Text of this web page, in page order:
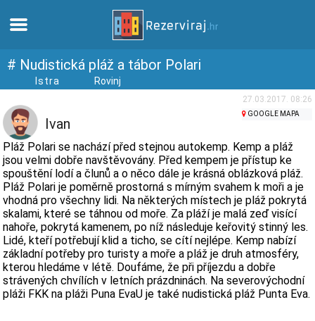
Domů
Apartmány
Turistické informace
Pláže
Webkamery
Seznamte se s Chorvatskem
Muzea
# Nudistická pláž a tábor Polari
Istra Rovinj
27.03.2017. 08:26
Ivan
GOOGLE MAPA
Pláž Polari se nachází před stejnou autokemp. Kemp a pláž
jsou velmi dobře navštěvovány. Před kempem je přístup ke
spouštění lodí a člunů a o něco dále je krásná oblázková pláž.
Pláž Polari je poměrně prostorná s mírným svahem k moři a je
vhodná pro všechny lidi. Na některých místech je pláž pokrytá
skalami, které se táhnou od moře. Za pláží je malá zeď visící
nahoře, pokrytá kamenem, po níž následuje keřovitý stinný les.
Lidé, kteří potřebují klid a ticho, se cítí nejlépe. Kemp nabízí
základní potřeby pro turisty a moře a pláž je druh atmosféry,
kterou hledáme v létě. Doufáme, že při příjezdu a dobře
strávených chvílích v letních prázdninách. Na severovýchodní
pláži FKK na pláži Puna EvaU je také nudistická pláž Punta Eva.